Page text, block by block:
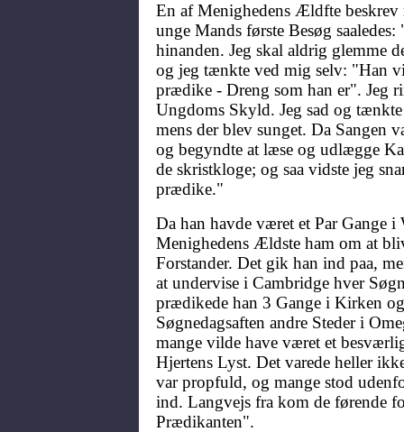
En af Menighedens Ældfte beskrev
unge Mands første Besøg
hinanden. Jeg skal aldrig glemme
og jeg tænkte ved mig selv: "Han
prædike - Dreng som han er". Jeg
Ungdoms Skyld. Jeg sad og tænkte
mens der blev sunget. Da Sangen
og begyndte at læse og udlægge
de skristkloge; og saa vidste jeg
prædike."
Da han havde været et Par Gange i
Menighedens Ældste ham om at
Forstander. Det gik han ind paa,
at undervise i Cambridge hver
prædikede han 3 Gange i Kirken
Søgnedagsaften andre Steder i
mange vilde have været et
Hjertens Lyst. Det varede heller
var propfuld, og mange stod
ind. Langvejs fra kom de førende
Prædikanten".